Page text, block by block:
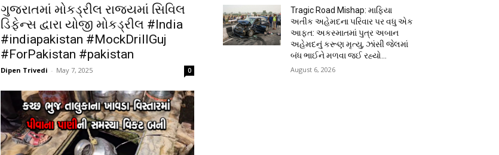
ગુજરાતમાં મોકડ્રીલ રાજ્યમાં સિવિલ
ડિફેન્સ દ્વારા યોજી મોકડ્રીલ #India
#indiapakistan #MockDrillGuj
#ForPakistan #pakistan
Dipen Trivedi - May 7, 2025 0
Tragic Road Mishap: માફિયા
અતીક અહેમદના પરિવાર પર વધુ એક
આફત: અકસ્માતમાં પુત્ર અબાન
અહેમદનું કરૂણ મૃત્યુ, ઝાંસી જેલમાં
બંધ ભાઈને મળવા જઈ રહ્યો...
August 6, 2026